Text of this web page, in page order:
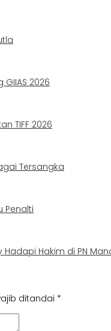
2026
TIFF 2026
Tersangka
Penalti
Hakim di PN
ditandai *